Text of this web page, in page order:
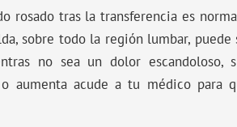
rosado tras la transferencia es
sobre todo la región lumbar,
no sea un dolor
aumenta acude a tu médico para